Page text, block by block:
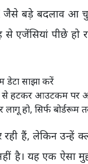
बड़े बदलाव आ
से एजेंसियां पीछे
साझा करें
हटकर आउटकम पर
हो, सिर्फ बोर्डरूम
रही हैं, लेकिन उन्हें
है। यह एक ऐसा